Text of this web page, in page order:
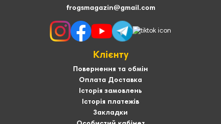
frogsmagazin@gmail.com
Клієнту
Повернення та обмін
Оплата Доставка
Історія замовлень
Історія платежів
Закладки